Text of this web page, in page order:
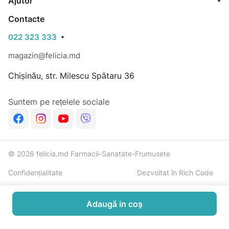
menținerea elasticității și vitalității pielii. Reduce
efectele nocive ale soarelui și oferă o protecție
Contacte
022 323 333
magazin@felicia.md
Chișinău, str. Milescu Spătaru 36
Suntem pe rețelele sociale
© 2026 felicia.md Farmacii-Sanatate-Frumusete
Confidențialitate Dezvoltat în Rich Code
Adaugă in coş